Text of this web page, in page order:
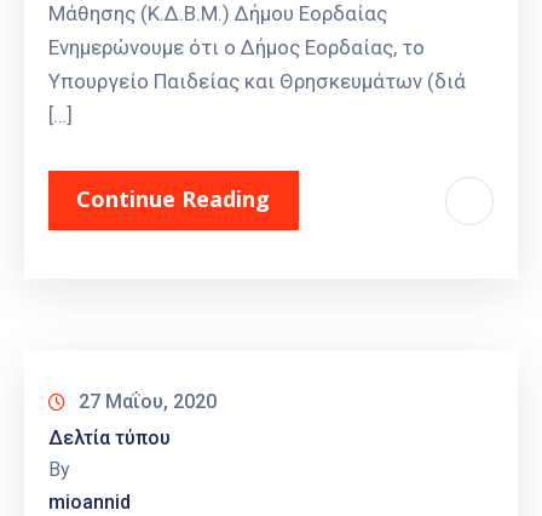
Μάθησης (Κ.Δ.Β.Μ.) Δήμου Εορδαίας
Ενημερώνουμε ότι ο Δήμος Εορδαίας, το
Υπουργείο Παιδείας και Θρησκευμάτων (διά
[…]
Continue Reading
27 Μαΐου, 2020
Δελτία τύπου
By
mioannid